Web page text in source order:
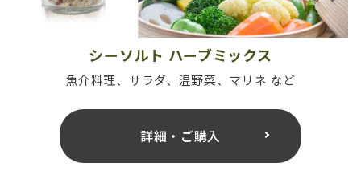
シーソルト ハーブミックス
魚介料理、サラダ、温野菜、マリネ など
詳細・ご購入